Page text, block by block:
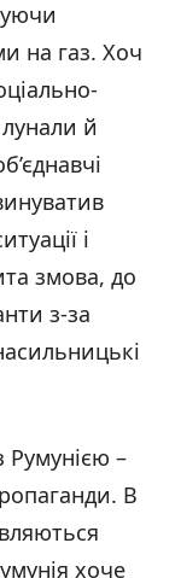
на газ. Хоч
й
і
змова, до
з-за
Румунією –
В
хоче